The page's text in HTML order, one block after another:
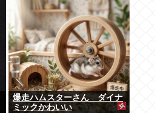
爆走ハムスターさん ダイナ
ミックかわいい